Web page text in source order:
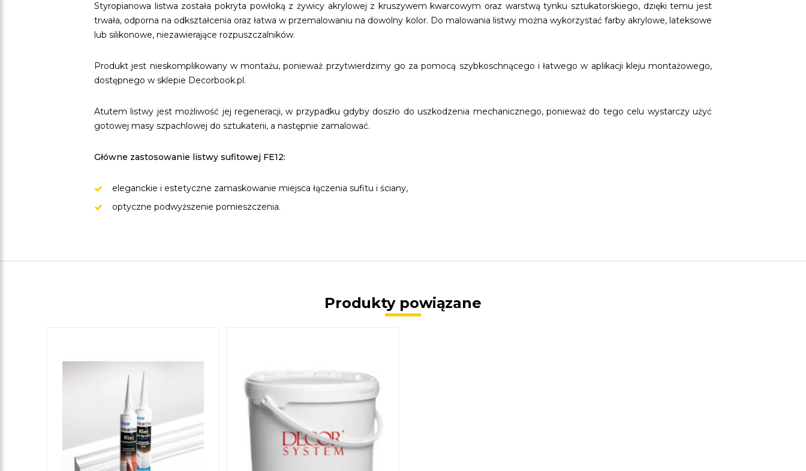
Styropianowa listwa została pokryta powłoką z żywicy akrylowej z kruszywem kwarcowym oraz warstwą tynku sztukatorskiego, dzięki temu jest
trwała, odporna na odkształcenia oraz łatwa w przemalowaniu na dowolny kolor. Do malowania listwy można wykorzystać farby akrylowe, lateksowe
lub silikonowe, niezawierające rozpuszczalników.
Produkt jest nieskomplikowany w montażu, ponieważ przytwierdzimy go za pomocą szybkoschnącego i łatwego w aplikacji kleju montażowego,
dostępnego w sklepie Decorbook.pl.
Atutem listwy jest możliwość jej regeneracji, w przypadku gdyby doszło do uszkodzenia mechanicznego, ponieważ do tego celu wystarczy użyć
gotowej masy szpachlowej do sztukaterii, a następnie zamalować.
Główne zastosowanie listwy sufitowej FE12:
eleganckie i estetyczne zamaskowanie miejsca łączenia sufitu i ściany,
optyczne podwyższenie pomieszczenia.
Produkty powiązane